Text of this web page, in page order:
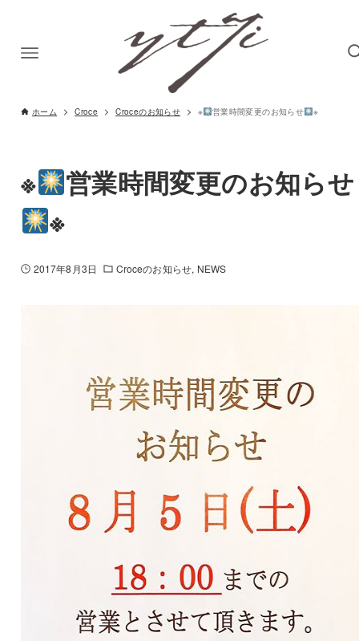
ホーム Croce Croceのお知らせ ※ 営業時間変更のお知らせ ※
※
営業時間変更のお知らせ
※
2017年8月3日 Croceのお知らせ NEWS